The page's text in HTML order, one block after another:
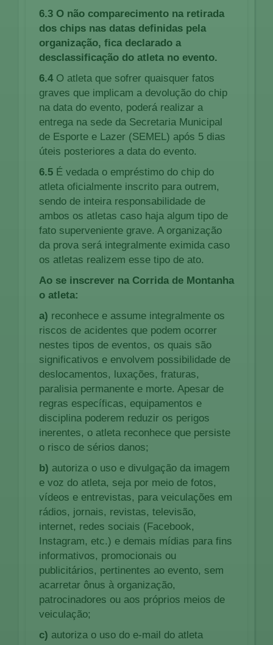
6.3 O não comparecimento na retirada
dos chips nas datas definidas pela
organização, fica declarado a
desclassificação do atleta no evento.
6.4O atleta que sofrer quaisquer fatos
graves que implicam a devolução do chip
na data do evento, poderá realizar a
entrega na sede da Secretaria Municipal
de Esporte e Lazer (SEMEL) após 5 dias
úteis posteriores a data do evento.
6.5 É vedada o empréstimo do chip do
atleta oficialmente inscrito para outrem,
sendo de inteira responsabilidade de
ambos os atletas caso haja algum tipo de
fato superveniente grave. A organização
da prova será integralmente eximida caso
os atletas realizem esse tipo de ato.
Ao se inscrever na Corrida de Montanha
o atleta:
a) reconhece e assume integralmente os
riscos de acidentes que podem ocorrer
nestes tipos de eventos, os quais são
significativos e envolvem possibilidade de
deslocamentos, luxações, fraturas,
paralisia permanente e morte. Apesar de
regras específicas, equipamentos e
disciplina poderem reduzir os perigos
inerentes, o atleta reconhece que persiste
o risco de sérios danos;
b) autoriza o uso e divulgação da imagem
e voz do atleta, seja por meio de fotos,
vídeos e entrevistas, para veiculações em
rádios, jornais, revistas, televisão,
internet, redes sociais (Facebook,
Instagram, etc.) e demais mídias para fins
informativos, promocionais ou
publicitários, pertinentes ao evento, sem
acarretar ônus à organização,
patrocinadores ou aos próprios meios de
veiculação;
c) autoriza o uso do e-mail do atleta